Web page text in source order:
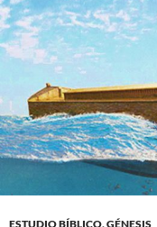
ESTUDIO BÍBLICO,GÉNESIS